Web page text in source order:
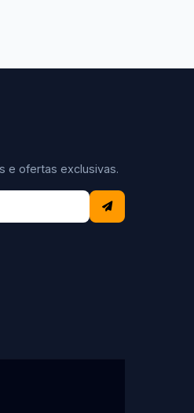
e ofertas exclusivas.